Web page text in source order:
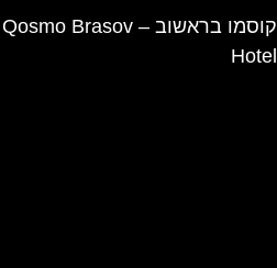
קוסמו בראשוב – Qosmo Brasov
Hotel